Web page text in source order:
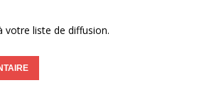
votre liste de diffusion.